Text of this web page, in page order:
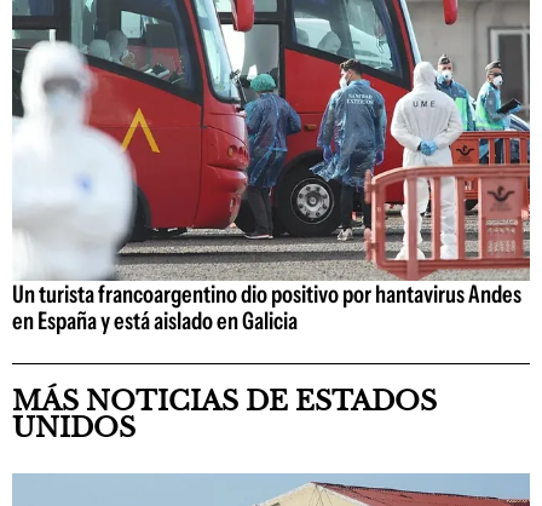
Un turista francoargentino dio positivo por hantavirus Andes
en España y está aislado en Galicia
MÁS NOTICIAS DE ESTADOS
UNIDOS